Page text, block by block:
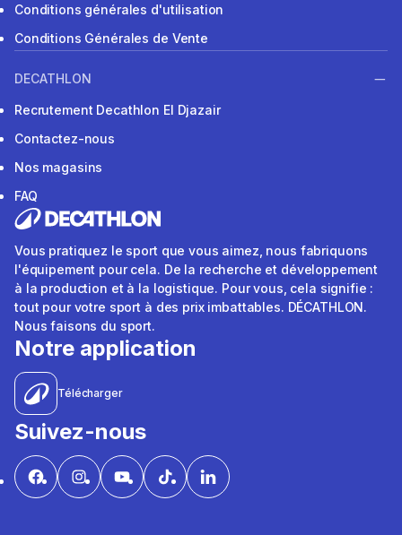
Conditions générales d'utilisation
Conditions Générales de Vente
DECATHLON
Recrutement Decathlon El Djazair
Contactez-nous
Nos magasins
FAQ
Vous pratiquez le sport que vous aimez, nous fabriquons
l'équipement pour cela. De la recherche et développement
à la production et à la logistique. Pour vous, cela signifie :
tout pour votre sport à des prix imbattables. DÉCATHLON.
Nous faisons du sport.
Notre application
Télécharger
Suivez-nous